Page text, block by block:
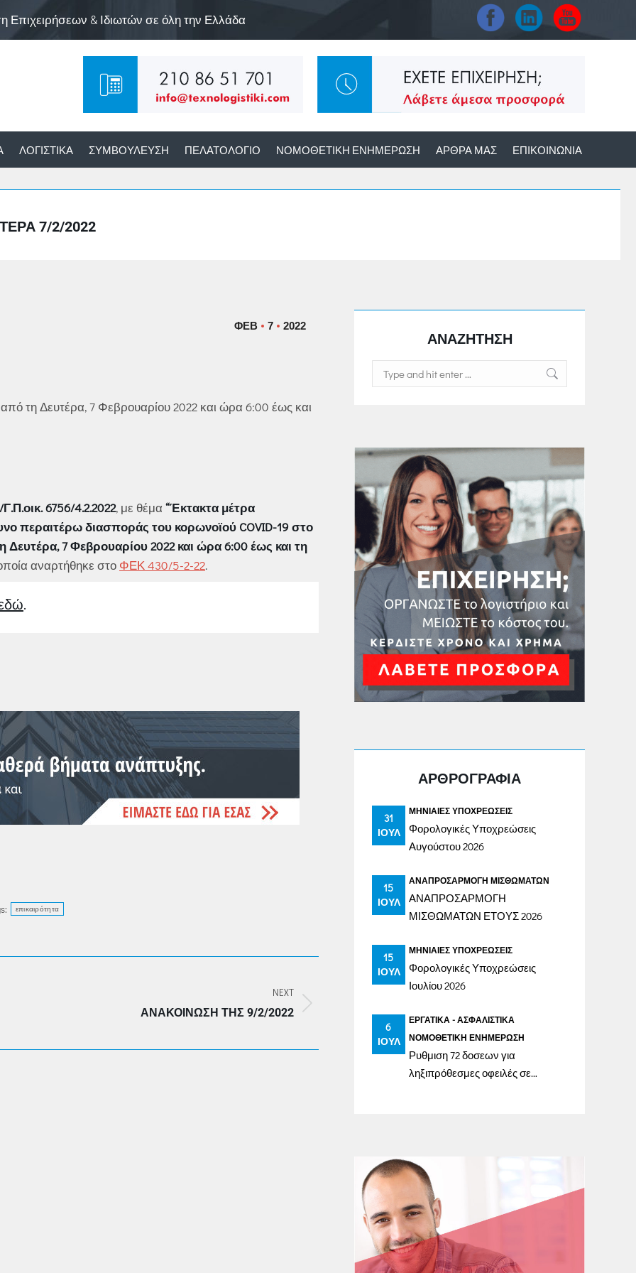
Επιχειρήσεων & Ιδιωτών σε όλη την Ελλάδα
ΛΟΓΙΣΤΙΚΆ ΣΥΜΒΟΎΛΕΥΣΗ ΠΕΛΑΤΟΛΌΓΙΟ ΝΟΜΟΘΕΤΙΚΉ ΕΝΗΜΈΡΩΣΗ ΆΡΘΡΑ ΜΑΣ ΕΠΙΚΟΙΝΩΝΊΑ
7/2/2022
ΦΕΒ 7 2022
τη Δευτέρα, 7 Φεβρουαρίου 2022 και ώρα 6:00 έως και
6756/4.2.2022, με θέμα “Έκτακτα μέτρα
περαιτέρω διασποράς του κορωνοϊού COVID-19 στο
Δευτέρα, 7 Φεβρουαρίου 2022 και ώρα 6:00 έως και τη
αναρτήθηκε στο ΦΕΚ 430/5-2-22.
.
επικαιρότητα
NEXT
ΑΝΑΚΟΊΝΩΣΗ ΤΗΣ 9/2/2022
ΑΝΑΖΗΤΗΣΗ
Search:
ΑΡΘΡΟΓΡΑΦΙΑ
31
ΙΟΎΛ
ΜΗΝΙΑΊΕΣ ΥΠΟΧΡΕΏΣΕΙΣ
Φορολογικές Υποχρεώσεις
Αυγούστου 2026
15
ΙΟΎΛ
ΑΝΑΠΡΟΣΑΡΜΟΓΉ ΜΙΣΘΩΜΆΤΩΝ
ΑΝΑΠΡΟΣΑΡΜΟΓΗ
ΜΙΣΘΩΜΑΤΩΝ ΕΤΟΥΣ 2026
15
ΙΟΎΛ
ΜΗΝΙΑΊΕΣ ΥΠΟΧΡΕΏΣΕΙΣ
Φορολογικές Υποχρεώσεις
Ιουλίου 2026
6
ΙΟΎΛ
ΕΡΓΑΤΙΚΆ - ΑΣΦΑΛΙΣΤΙΚΆ
ΝΟΜΟΘΕΤΙΚΉ ΕΝΗΜΈΡΩΣΗ
Ρυθμιση 72 δοσεων για
ληξιπρόθεσμες οφειλές σε